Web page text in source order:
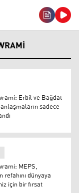
Erbil ve Bağdat
sadece
MEPS,
refahını dünyaya
için bir fırsat